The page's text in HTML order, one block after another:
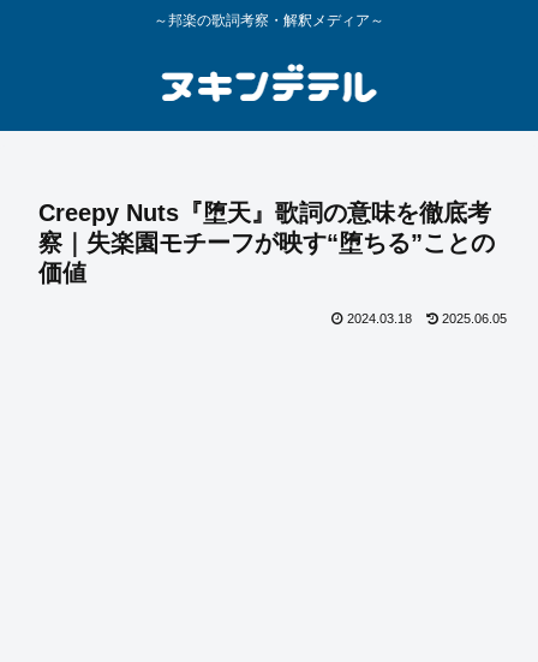
～邦楽の歌詞考察・解釈メディア～
Creepy Nuts『堕天』歌詞の意味を徹底考
察｜失楽園モチーフが映す“堕ちる”ことの
価値
2024.03.18 2025.06.05